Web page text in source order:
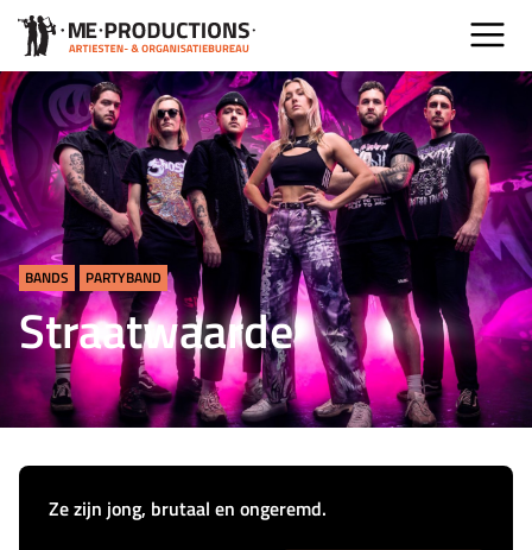
BANDS PARTYBAND
Straatwaarde
Ze zijn jong, brutaal en ongeremd.